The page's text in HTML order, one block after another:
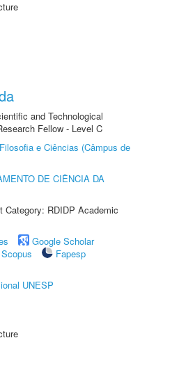
and Technological
Fellow - Level C
e Ciências (Câmpus de
DE CIÊNCIA DA
Category: RDIDP Academic
Google Scholar
Scopus
Fapesp
UNESP